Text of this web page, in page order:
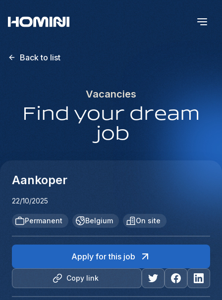
Back to list
Vacancies
Find your dream
job
Aankoper
22/10/2025
Permanent Belgium On site
Copy link
Apply for this job